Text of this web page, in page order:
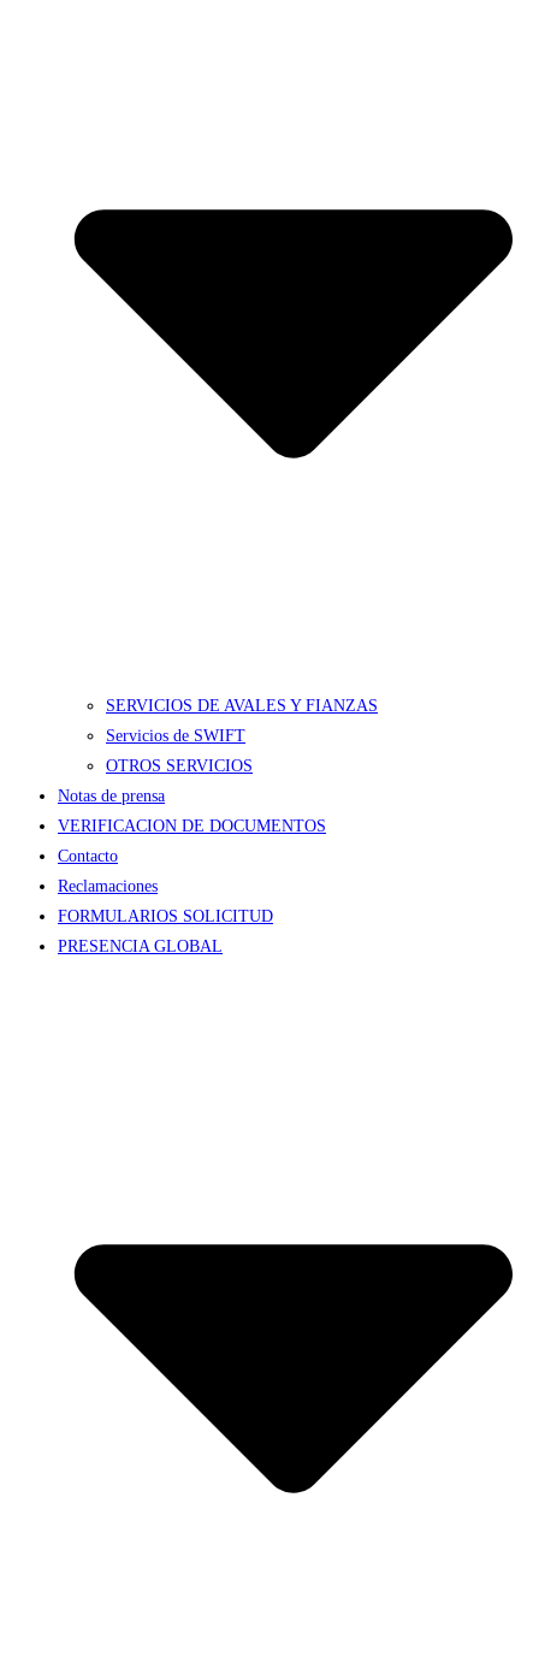
SERVICIOS DE AVALES Y FIANZAS
Servicios de SWIFT
OTROS SERVICIOS
Notas de prensa
VERIFICACION DE DOCUMENTOS
Contacto
Reclamaciones
FORMULARIOS SOLICITUD
PRESENCIA GLOBAL